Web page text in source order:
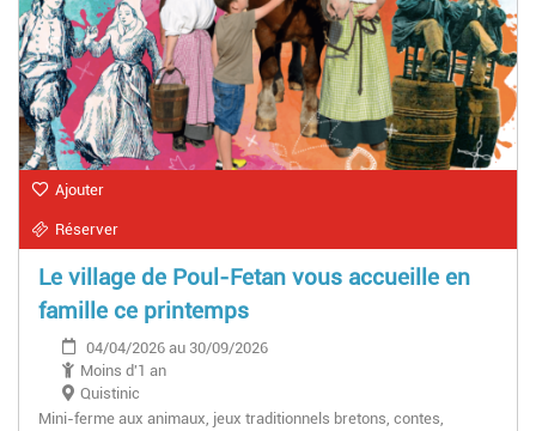
Ajouter
Réserver
Le village de Poul-Fetan vous accueille en
famille ce printemps
04/04/2026 au 30/09/2026
Moins d'1 an
Quistinic
Mini-ferme aux animaux, jeux traditionnels bretons, contes,